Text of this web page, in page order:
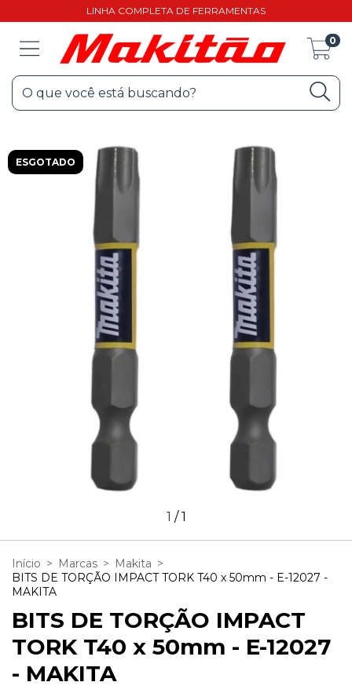
LINHA COMPLETA DE FERRAMENTAS
0
ESGOTADO
1 /1
Início > Marcas > Makita >
BITS DE TORÇÃO IMPACT TORK T40 x 50mm - E-12027 -
MAKITA
BITS DE TORÇÃO IMPACT
TORK T40 x 50mm - E-12027
- MAKITA